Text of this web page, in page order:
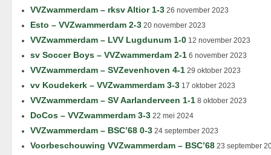
VVZwammerdam – rksv Altior 1-3 26 november 2023
Esto – VVZwammerdam 2-3 20 november 2023
VVZwammerdam – LVV Lugdunum 1-0 12 november 2023
sv Soccer Boys – VVZwammerdam 2-1 6 november 2023
VVZwammerdam – SVZevenhoven 4-1 29 oktober 2023
vv Koudekerk – VVZwammerdam 3-3 17 oktober 2023
VVZwammerdam – SV Aarlanderveen 1-1 8 oktober 2023
DoCos – VVZwammerdam 3-3 22 mei 2024
VVZwammerdam – BSC’68 0-3 24 september 2023
Voorbeschouwing VVZwammerdam – BSC’68 23 september